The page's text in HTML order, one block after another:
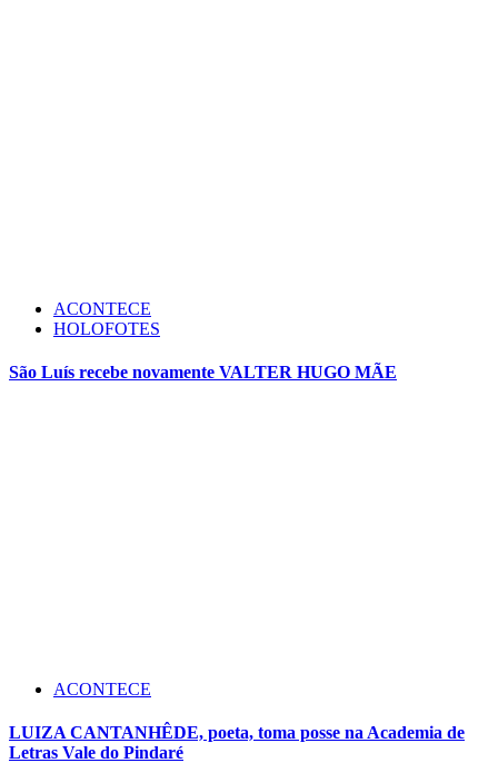
ACONTECE
HOLOFOTES
São Luís recebe novamente VALTER HUGO MÃE
ACONTECE
LUIZA CANTANHÊDE, poeta, toma posse na Academia de
Letras Vale do Pindaré